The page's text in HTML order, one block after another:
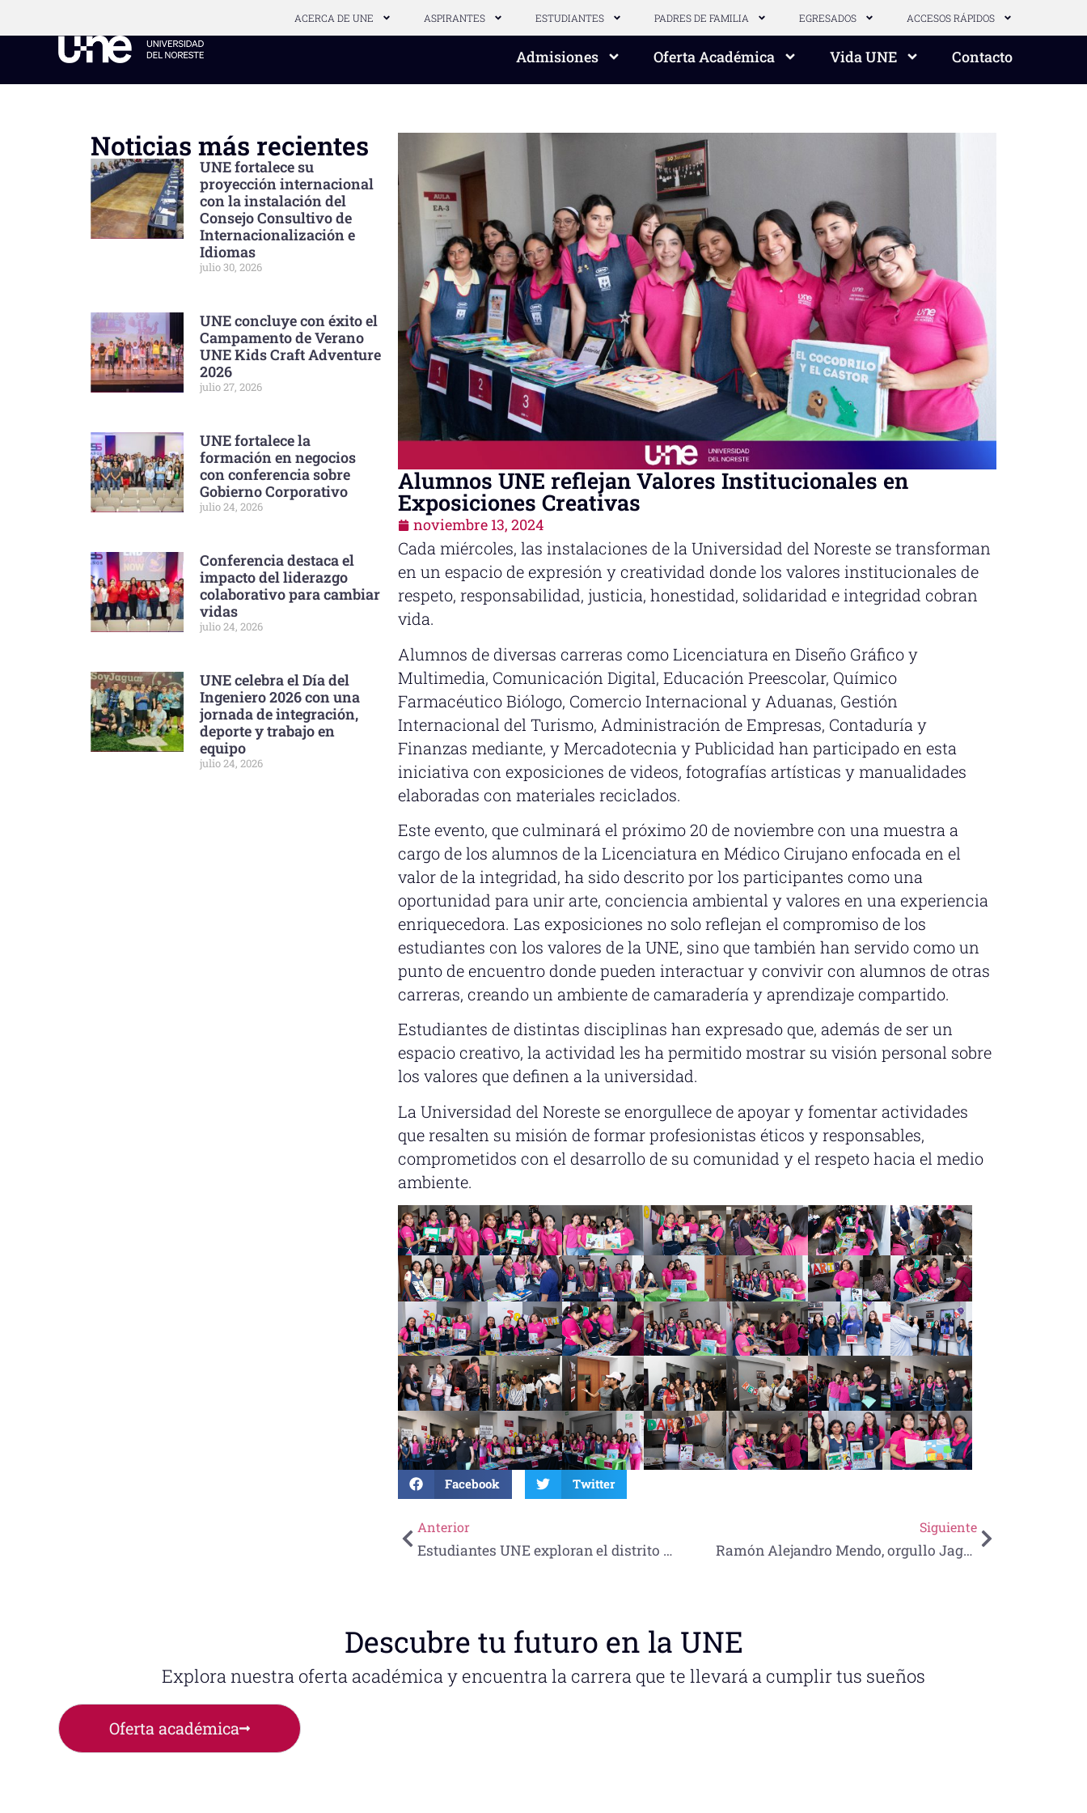
ACERCA DE UNE ASPIRANTES ESTUDIANTES PADRES DE FAMILIA EGRESADOS ACCESOS RÁPIDOS
Admisiones Oferta Académica Vida UNE Contacto
Noticias más recientes
UNE fortalece su
proyección internacional
con la instalación del
Consejo Consultivo de
Internacionalización e
Idiomas
julio 30, 2026
UNE concluye con éxito el
Campamento de Verano
UNE Kids Craft Adventure
2026
julio 27, 2026
UNE fortalece la
formación en negocios
con conferencia sobre
Gobierno Corporativo
julio 24, 2026
Conferencia destaca el
impacto del liderazgo
colaborativo para cambiar
vidas
julio 24, 2026
UNE celebra el Día del
Ingeniero 2026 con una
jornada de integración,
deporte y trabajo en
equipo
julio 24, 2026
Alumnos UNE reflejan Valores Institucionales en
Exposiciones Creativas
noviembre 13, 2024
Cada miércoles, las instalaciones de la Universidad del Noreste se transforman
en un espacio de expresión y creatividad donde los valores institucionales de
respeto, responsabilidad, justicia, honestidad, solidaridad e integridad cobran
vida.
Alumnos de diversas carreras como Licenciatura en Diseño Gráfico y
Multimedia, Comunicación Digital, Educación Preescolar, Químico
Farmacéutico Biólogo, Comercio Internacional y Aduanas, Gestión
Internacional del Turismo, Administración de Empresas, Contaduría y
Finanzas mediante, y Mercadotecnia y Publicidad han participado en esta
iniciativa con exposiciones de videos, fotografías artísticas y manualidades
elaboradas con materiales reciclados.
Este evento, que culminará el próximo 20 de noviembre con una muestra a
cargo de los alumnos de la Licenciatura en Médico Cirujano enfocada en el
valor de la integridad, ha sido descrito por los participantes como una
oportunidad para unir arte, conciencia ambiental y valores en una experiencia
enriquecedora. Las exposiciones no solo reflejan el compromiso de los
estudiantes con los valores de la UNE, sino que también han servido como un
punto de encuentro donde pueden interactuar y convivir con alumnos de otras
carreras, creando un ambiente de camaradería y aprendizaje compartido.
Estudiantes de distintas disciplinas han expresado que, además de ser un
espacio creativo, la actividad les ha permitido mostrar su visión personal sobre
los valores que definen a la universidad.
La Universidad del Noreste se enorgullece de apoyar y fomentar actividades
que resalten su misión de formar profesionistas éticos y responsables,
comprometidos con el desarrollo de su comunidad y el respeto hacia el medio
ambiente.
Facebook Twitter
Anterior
Estudiantes UNE exploran el distrito financiero de Nueva York para fortalecer su formación en negocios
Siguiente
Ramón Alejandro Mendo, orgullo Jaguar, listo para la gran final del TamCoder 2024
Descubre tu futuro en la UNE
Explora nuestra oferta académica y encuentra la carrera que te llevará a cumplir tus sueños
Oferta académica